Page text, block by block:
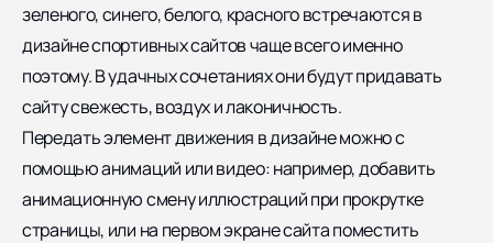
зеленого, синего, белого, красного встречаются в
дизайне спортивных сайтов чаще всего именно
поэтому. В удачных сочетаниях они будут придавать
сайту свежесть, воздух и лаконичность.
Передать элемент движения в дизайне можно с
помощью анимаций или видео: например, добавить
анимационную смену иллюстраций при прокрутке
страницы, или на первом экране сайта поместить